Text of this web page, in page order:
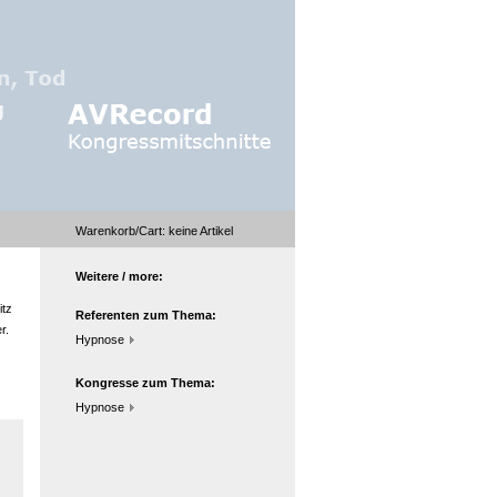
Warenkorb/Cart: keineArtikel
Weitere / more:
Referenten zum Thema:
Hypnose
Kongresse zum Thema:
Hypnose